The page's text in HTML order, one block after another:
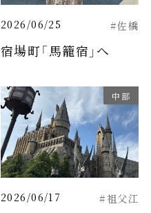
2026/06/25 #佐橋
宿場町「馬籠宿」へ
中部
2026/06/17 #祖父江